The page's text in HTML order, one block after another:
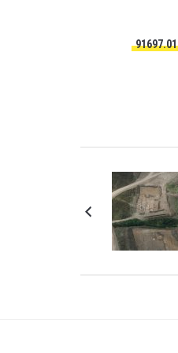
91697.01